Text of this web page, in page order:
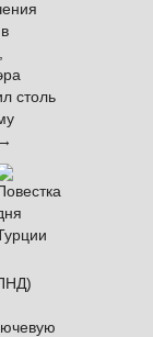
столь